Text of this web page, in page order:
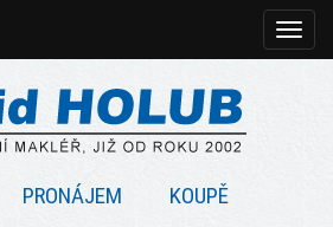
PRONÁJEM KOUPĚ